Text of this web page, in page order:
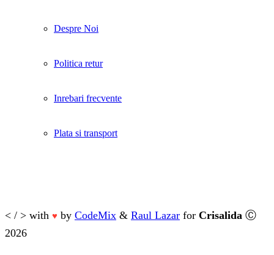
Despre Noi
Politica retur
Inrebari frecvente
Plata si transport
< / > with ♥ by CodeMix & Raul Lazar for Crisalida Ⓒ
2026